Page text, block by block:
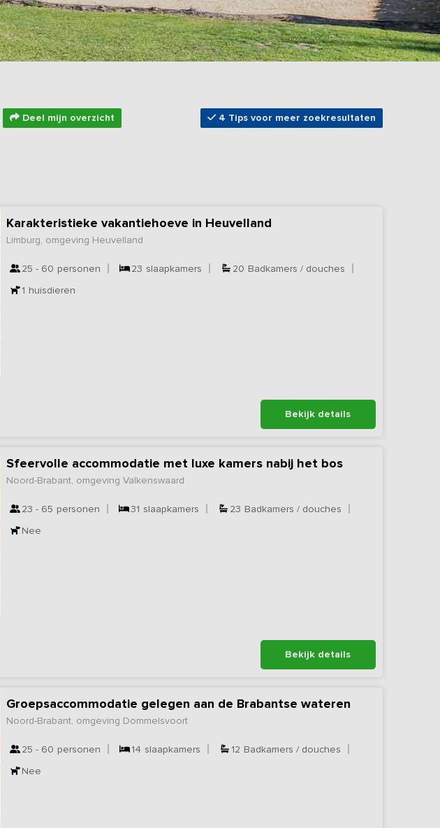
Deel mijn overzicht 4 Tips voor meer zoekresultaten
Karakteristieke vakantiehoeve in Heuvelland
Limburg, omgeving Heuvelland
25 - 60 personen 23 slaapkamers 20 Badkamers / douches
1 huisdieren
Bekijk details
Sfeervolle accommodatie met luxe kamers nabij het bos
Noord-Brabant, omgeving Valkenswaard
23 - 65 personen 31 slaapkamers 23 Badkamers / douches
Nee
Bekijk details
Groepsaccommodatie gelegen aan de Brabantse wateren
Noord-Brabant, omgeving Dommelsvoort
25 - 60 personen 14 slaapkamers 12 Badkamers / douches
Nee